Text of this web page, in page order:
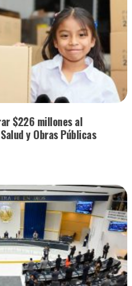
$226 millones al
y Obras Públicas